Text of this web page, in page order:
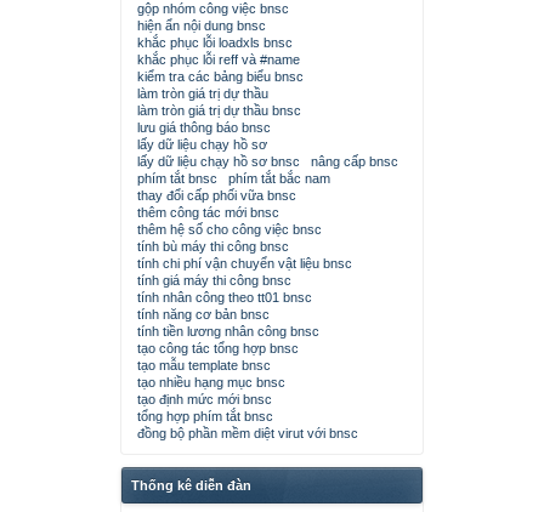
gộp nhóm công việc bnsc
hiện ẩn nội dung bnsc
khắc phục lỗi loadxls bnsc
khắc phục lỗi reff và #name
kiểm tra các bảng biểu bnsc
làm tròn giá trị dự thầu
làm tròn giá trị dự thầu bnsc
lưu giá thông báo bnsc
lấy dữ liệu chạy hồ sơ
lấy dữ liệu chạy hồ sơ bnsc
nâng cấp bnsc
phím tắt bnsc
phím tắt bắc nam
thay đổi cấp phối vữa bnsc
thêm công tác mới bnsc
thêm hệ số cho công việc bnsc
tính bù máy thi công bnsc
tính chi phí vận chuyển vật liệu bnsc
tính giá máy thi công bnsc
tính nhân công theo tt01 bnsc
tính năng cơ bản bnsc
tính tiền lương nhân công bnsc
tạo công tác tổng hợp bnsc
tạo mẫu template bnsc
tạo nhiều hạng mục bnsc
tạo định mức mới bnsc
tổng hợp phím tắt bnsc
đồng bộ phần mềm diệt virut với bnsc
Thống kê diễn đàn